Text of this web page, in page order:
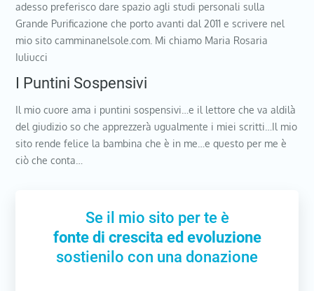
adesso preferisco dare spazio agli studi personali sulla
Grande Purificazione che porto avanti dal 2011 e scrivere nel
mio sito camminanelsole.com. Mi chiamo Maria Rosaria
Iuliucci
I Puntini Sospensivi
Il mio cuore ama i puntini sospensivi…e il lettore che va aldilà
del giudizio so che apprezzerà ugualmente i miei scritti…Il mio
sito rende felice la bambina che è in me…e questo per me è
ciò che conta…
Se il mio sito per te è
fonte di crescita ed evoluzione
sostienilo con una donazione